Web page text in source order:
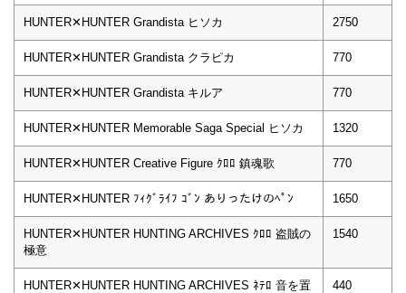
HUNTER✕HUNTER Grandista ヒソカ 2750
HUNTER✕HUNTER Grandista クラピカ 770
HUNTER✕HUNTER Grandista キルア 770
HUNTER✕HUNTER Memorable Saga Special ヒソカ 1320
HUNTER✕HUNTER Creative Figure ｸﾛﾛ 鎮魂歌 770
HUNTER✕HUNTER ﾌｨｸﾞﾗｲﾌ ｺﾞﾝ ありったけのﾍﾟﾝ 1650
HUNTER✕HUNTER HUNTING ARCHIVES ｸﾛﾛ 盗賊の
極意
1540
HUNTER✕HUNTER HUNTING ARCHIVES ﾈﾃﾛ 音を置
440